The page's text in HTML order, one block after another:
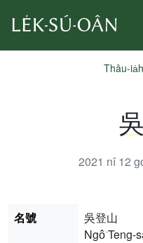
Thâu-ia̍h
2021 nî 12
名號
吳登山
Ngô͘ Teng-